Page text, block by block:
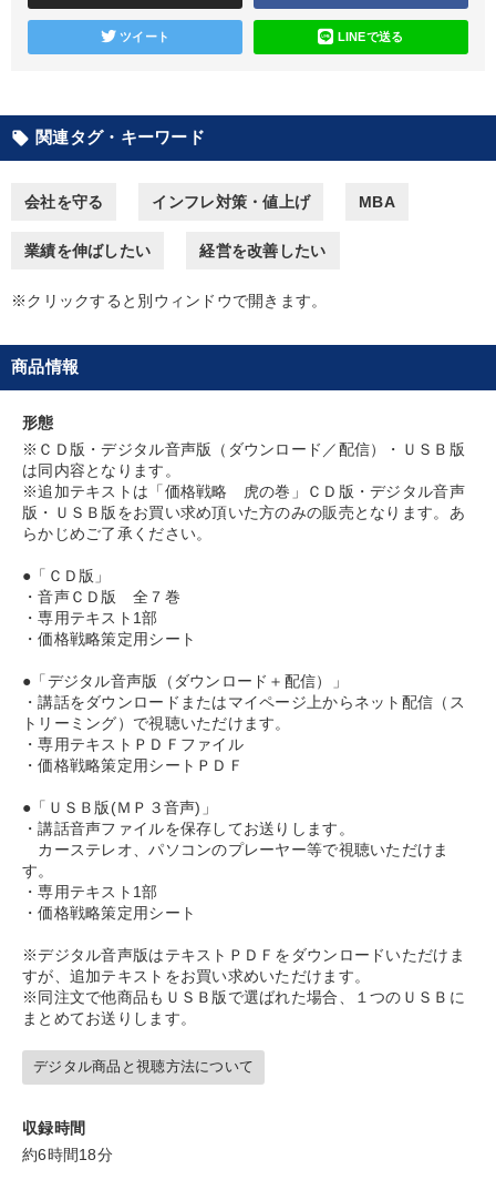
local_offer タグから探す
健康・ウェルビーイング 経営計画 対談・座談会
マーケティング 不動産 SNS活用 商品開発
資産保全 創業者
IT・デジタル活用
デジタルマーケティング
※「更新」を押すと「タグ・キーワード」を更新いただけます。
ツイート LINEで送る
local_offer 関連タグ・キーワード
会社を守る インフレ対策・値上げ MBA
業績を伸ばしたい 経営を改善したい
※クリックすると別ウィンドウで開きます。
商品情報
形態
※ＣＤ版・デジタル音声版（ダウンロード／配信）・ＵＳＢ版
は同内容となります。
※追加テキストは「価格戦略 虎の巻」ＣＤ版・デジタル音声
版・ＵＳＢ版をお買い求め頂いた方のみの販売となります。あ
らかじめご了承ください。
●「ＣＤ版」
・音声ＣＤ版 全７巻
・専用テキスト1部
・価格戦略策定用シート
●「デジタル音声版（ダウンロード＋配信）」
・講話をダウンロードまたはマイページ上からネット配信（ス
トリーミング）で視聴いただけます。
・専用テキストＰＤＦファイル
・価格戦略策定用シートＰＤＦ
●「ＵＳＢ版(ＭＰ３音声)」
・講話音声ファイルを保存してお送りします。
カーステレオ、パソコンのプレーヤー等で視聴いただけま
す。
・専用テキスト1部
・価格戦略策定用シート
※デジタル音声版はテキストＰＤＦをダウンロードいただけま
すが、追加テキストをお買い求めいただけます。
※同注文で他商品もＵＳＢ版で選ばれた場合、１つのＵＳＢに
まとめてお送りします。
デジタル商品と視聴方法について
収録時間
約6時間18分